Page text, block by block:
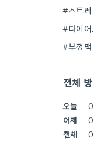
#스트레
#다이어
#부정맥
전체
오늘
0
어제
0
전체
0